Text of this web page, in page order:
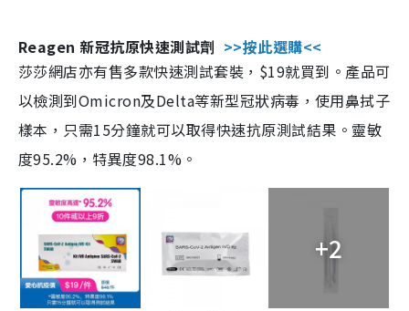
Reagen 新冠抗原快速測試劑 >>按此選購<<
莎莎網店亦有售多款快速測試套裝，$19就買到。產品可
以檢測到Omicron及Delta等新型冠狀病毒，使用鼻拭子
樣本，只需15分鐘就可以取得快速抗原測試結果。靈敏
度95.2%，特異度98.1%。
+2